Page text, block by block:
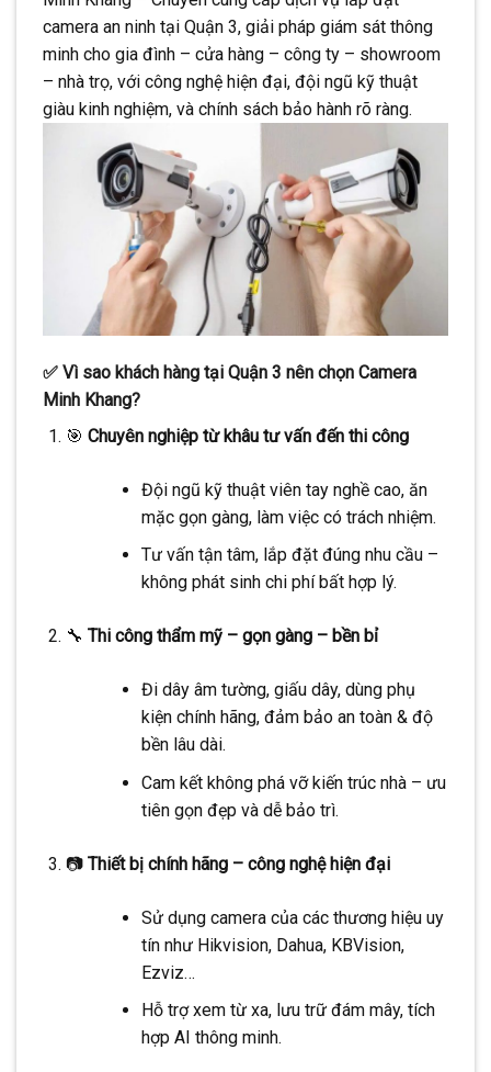
CONTINUE READING
camera an ninh tại Quận 3, giải pháp giám sát thông
minh cho gia đình – cửa hàng – công ty – showroom
– nhà trọ, với công nghệ hiện đại, đội ngũ kỹ thuật
giàu kinh nghiệm, và chính sách bảo hành rõ ràng.
✅ Vì sao khách hàng tại Quận 3 nên chọn Camera
Minh Khang?
🎯 Chuyên nghiệp từ khâu tư vấn đến thi công
Đội ngũ kỹ thuật viên tay nghề cao, ăn
mặc gọn gàng, làm việc có trách nhiệm.
Tư vấn tận tâm, lắp đặt đúng nhu cầu –
không phát sinh chi phí bất hợp lý.
🔧 Thi công thẩm mỹ – gọn gàng – bền bỉ
Đi dây âm tường, giấu dây, dùng phụ
kiện chính hãng, đảm bảo an toàn & độ
bền lâu dài.
Cam kết không phá vỡ kiến trúc nhà – ưu
tiên gọn đẹp và dễ bảo trì.
📷 Thiết bị chính hãng – công nghệ hiện đại
Sử dụng camera của các thương hiệu uy
tín như Hikvision, Dahua, KBVision,
Ezviz…
Hỗ trợ xem từ xa, lưu trữ đám mây, tích
hợp AI thông minh.